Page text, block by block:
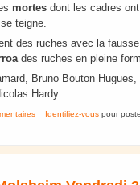
mortes dont les cadres
teigne.
des ruches avec la
des ruches en pleine
Bruno Bouton Hugues,
Hardy.
2021. Sauvetage des ruches de
Identifiez-vous pour